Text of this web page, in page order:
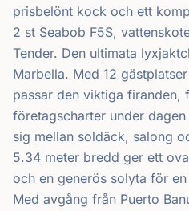
prisbelönt kock och ett
2 st Seabob F5S,
Tender. Den ultimata
Marbella. Med 12
passar den viktiga firanden,
företagscharter under
sig mellan soldäck, salong
5.34 meter bredd ger ett
och en generös solyta för
Med avgång från Puerto